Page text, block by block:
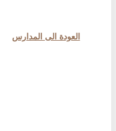
العودة الى المدارس